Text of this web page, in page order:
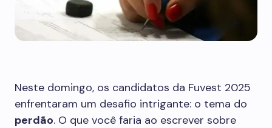
Neste domingo, os candidatos da Fuvest 2025
enfrentaram um desafio intrigante: o tema do
perdão. O que você faria ao escrever sobre